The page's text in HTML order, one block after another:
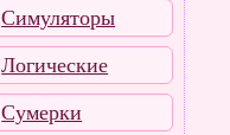
Симуляторы
Логические
Сумерки